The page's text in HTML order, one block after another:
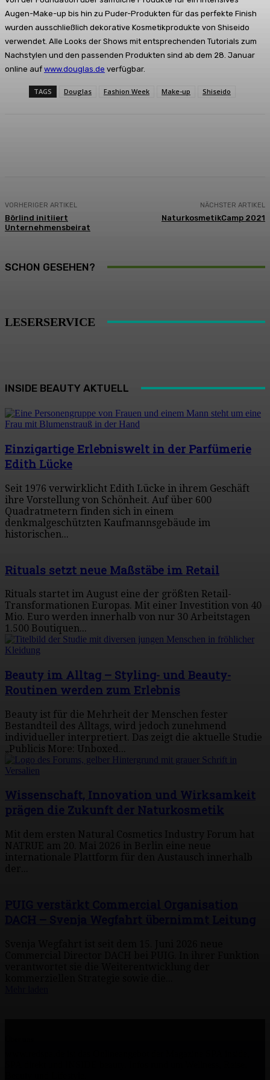
Augen-Make-up bis hin zu Puder-Produkten für das perfekte Finish
wurden ausschließlich dekorative Kosmetikprodukte von Shiseido
verwendet. Alle Looks der Shows mit entsprechenden Tutorials zum
Nachstylen und den passenden Produkten sind ab dem 28. Januar
online auf www.douglas.de verfügbar.
TAGS Douglas Fashion Week Make-up Shiseido
VORHERIGER ARTIKEL
Börlind initiiert
Unternehmensbeirat
NÄCHSTER ARTIKEL
NaturkosmetikCamp 2021
SCHON GESEHEN?
LESERSERVICE
INSIDE BEAUTY AKTUELL
Einzigartige Erlebniswelt in der Parfümerie
Edith Lücke
Seit 1976 verwirklicht Edith Lücke in ihrem Geschäft
ihre Vorstellung von Schönheit. Auf über 600
Quadratmetern finden sich in einem
denkmalgeschützten Kaufmannsgebäude im
historischen...
Rituals setzt neue Maßstäbe im Retail
Rituals startet im August eine der größten Retail-
Transformationen Europas. Mit einer Investition von 40
Mio. Euro werden innerhalb von nur 30 Arbeitstagen
1.500 Boutiquen...
Beauty im Alltag – Styling- und Beauty-
Routinen werden zum Erlebnis
Beauty ist für die Mehrheit der Menschen fester
Bestandteil des Alltags, wird jedoch zunehmend
individueller interpretiert. Das zeigt die aktuelle Studie
„Publicis More: Unboxed...
Wissenschaft, Innovation und Wirksamkeit
prägen die Zukunft der Naturkosmetik
Mit dem ersten Natural Cosmetics Industry Forum hat
NATRUE am 20. Mai 2026 in Berlin eine neue
internationale Plattform für den Austausch innerhalb